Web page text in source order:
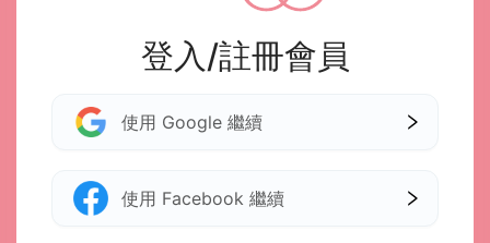
登入/註冊會員
使用 Google 繼續
使用 Facebook 繼續